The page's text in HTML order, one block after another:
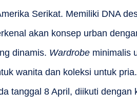
Serikat. Memiliki DNA
akan konsep urban
dinamis. Wardrobe minimalis
wanita dan koleksi untuk
tanggal 8 April, diikuti